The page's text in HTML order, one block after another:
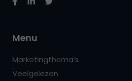
Menu
Marketingthema’s
Veelgelezen